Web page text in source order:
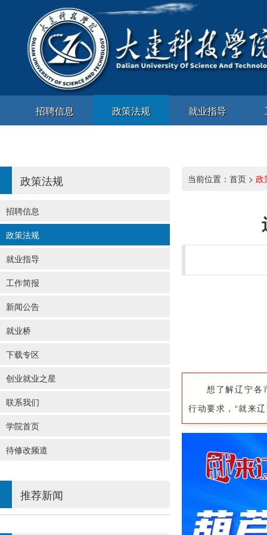
就业指导
政策法规
招聘信息
政策法规
招聘信息
政策法规
就业指导
工作简报
新闻公告
就业桥
下载专区
创业就业之星
联系我们
学院首页
待修改频道
推荐新闻
当前位置： 首页 > 政
想了解辽宁各
行动要求，“就来